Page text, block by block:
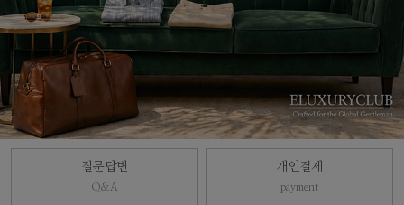
질문답변
Q&A
개인결제
payment